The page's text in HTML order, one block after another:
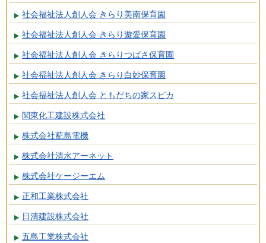
社会福祉法人創人会 きらり美南保育園
社会福祉法人創人会 きらり遊愛保育園
社会福祉法人創人会 きらりつばさ保育園
社会福祉法人創人会 きらり白妙保育園
社会福祉法人創人会 ともだちの家スピカ
関東化工建設株式会社
株式会社蓜島電機
株式会社清水アーネット
株式会社ケージーエム
正和工業株式会社
日清建設株式会社
五島工業株式会社